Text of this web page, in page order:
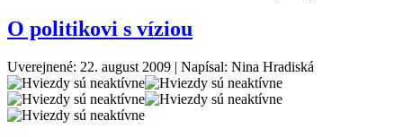
O politikovi s víziou
Uverejnené: 22. august 2009 | Napísal: Nina Hradiská